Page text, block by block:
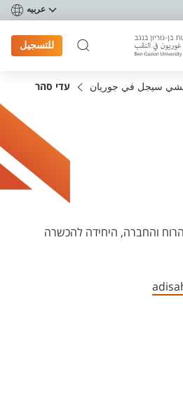
عربيه
للتسجيل
سيجل في جوريان עדי סהר
והחברה, היחידה להכשרה